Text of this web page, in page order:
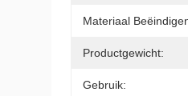
Materiaal
Productgewicht:
Gebruik: